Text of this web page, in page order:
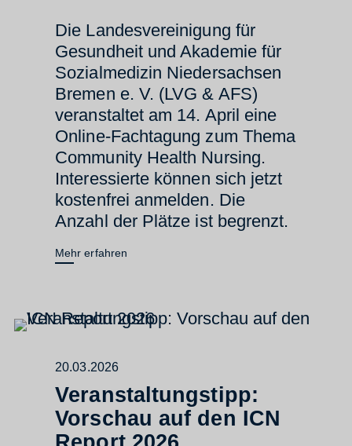
Die Landesvereinigung für
Gesundheit und Akademie für
Sozialmedizin Niedersachsen
Bremen e. V. (LVG & AFS)
veranstaltet am 14. April eine
Online-Fachtagung zum Thema
Community Health Nursing.
Interessierte können sich jetzt
kostenfrei anmelden. Die
Anzahl der Plätze ist begrenzt.
Mehr erfahren
20.03.2026
Veranstaltungstipp:
Vorschau auf den ICN